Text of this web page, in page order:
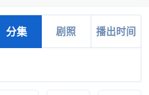
分集 剧照 播出时间